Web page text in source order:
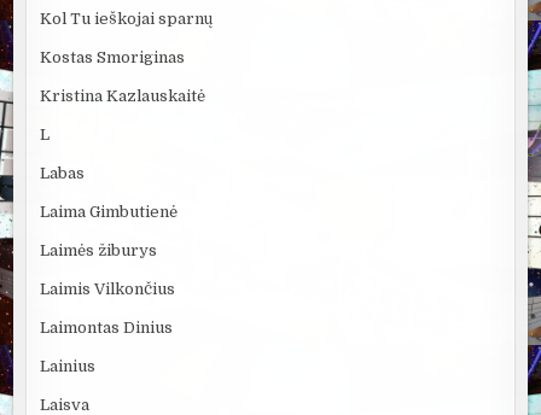
Kol Tu ieškojai sparnų
Kostas Smoriginas
Kristina Kazlauskaitė
L
Labas
Laima Gimbutienė
Laimės žiburys
Laimis Vilkončius
Laimontas Dinius
Lainius
Laisva